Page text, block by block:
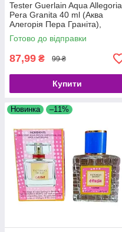
Tester Guerlain Aqua Allegoria
Pera Granita 40 ml (Аква
Алегорія Пера Граніта),
жіночий
Готово до відправки
87,99 ₴ 99 ₴
Купити
Новинка –11%